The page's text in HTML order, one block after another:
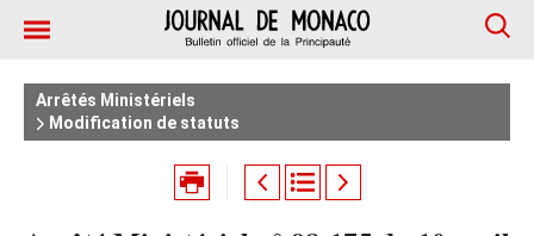
Arrêtés Ministériels
Modification de statuts